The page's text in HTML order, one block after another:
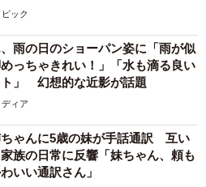
ック
雨の日のショーパン姿に「雨が似
っちゃきれい！」「水も滴る良い
ト」 幻想的な近影が話題
ィア
ゃんに5歳の妹が手話通訳 互い
族の日常に反響「妹ちゃん、頼も
いい通訳さん」